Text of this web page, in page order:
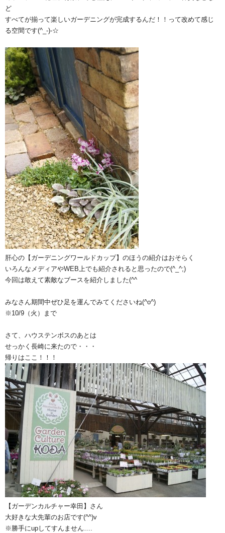
ど
すべてが揃って楽しいガーデニングが完成するんだ！！って改めて感じ
る空間です(^_-)-☆
肝心の【ガーデニングワールドカップ】のほうの紹介はおそらく
いろんなメディアやWEB上でも紹介されると思ったので(^_^;)
今回は敢えて素敵なブースを紹介しました(^^ゞ
みなさん期間中ぜひ足を運んでみてくださいね(^o^)
※10/9（火）まで
さて、ハウステンボスのあとは
せっかく長崎に来たので・・・
帰りはここ！！！
【ガーデンカルチャー幸田】さん
大好きな大先輩のお店です(^^)v
※勝手にupしてすんません….